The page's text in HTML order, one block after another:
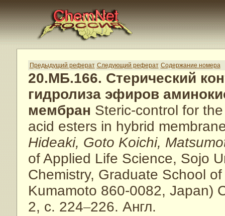
Предыдущий реферат Следующий реферат Содержание номера
20.МБ.166. Стерический
гидролиза эфиров
мембран Steric-control for
acid esters in hybrid
Hideaki, Goto Koichi,
of Applied Life Science, Sojo
Chemistry, Graduate School
Kumamoto 860-0082, Japan)
2, с. 224–226. Англ.